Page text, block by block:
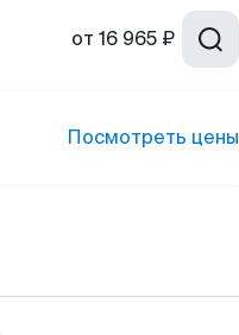
от 16 965 ₽
Посмотреть цены